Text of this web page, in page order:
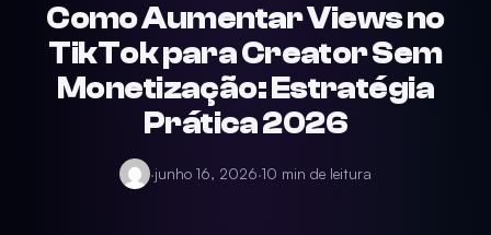
Como Aumentar Views no
TikTok para Creator Sem
Monetização: Estratégia
Prática 2026
·junho 16, 2026·10 min de leitura